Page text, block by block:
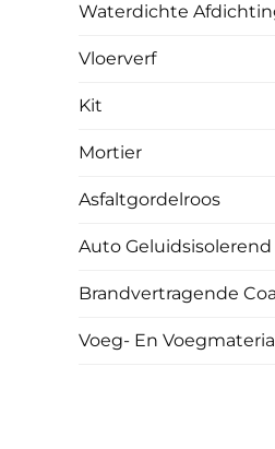
Waterdichte
Vloerverf
Kit
Mortier
Asfaltgordelroos
Auto
Brandvertragende
Voeg- En